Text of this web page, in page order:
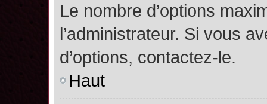
Le nombre d’options
l’administrateur. Si vous
d’options, contactez-le.
Haut